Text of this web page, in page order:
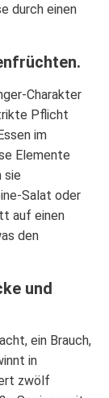
durch einen
Charakter
Pflicht
im
Elemente
sie
Salat oder
auf einen
den
und
ein Brauch,
in
zwölf